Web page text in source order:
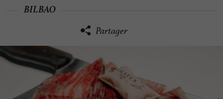
BILBAO
Partager